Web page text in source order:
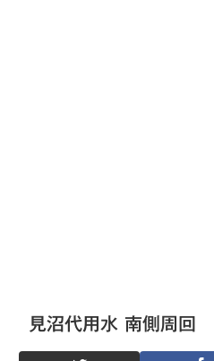
見沼代用水 南側周回